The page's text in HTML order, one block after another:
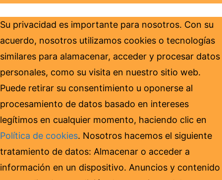
Su privacidad es importante para nosotros. Con su
acuerdo, nosotros utilizamos cookies o tecnologías
similares para alamacenar, acceder y procesar datos
personales, como su visita en nuestro sitio web.
Puede retirar su consentimiento u oponerse al
procesamiento de datos basado en intereses
legítimos en cualquier momento, haciendo clic en
Política de cookies. Nosotros hacemos el siguiente
tratamiento de datos: Almacenar o acceder a
información en un dispositivo. Anuncios y contenido